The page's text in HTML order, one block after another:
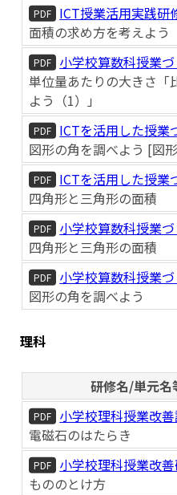
PDF
ICT授業活用実践研
面積の求め方を考えよう
PDF
小学校算数科授業
単位量あたりの大きさ「
よう（1）」
PDF
ICTを活用した授業
図形の角を調べよう [図
PDF
ICTを活用した授業
四角形と三角形の面積
PDF
小学校算数科授業
四角形と三角形の面積
PDF
小学校算数科授業
図形の角を調べよう
理科
研修名/単元名
PDF
小学校理科授業改
電磁石のはたらき
PDF
小学校理科授業改
もののとけ方